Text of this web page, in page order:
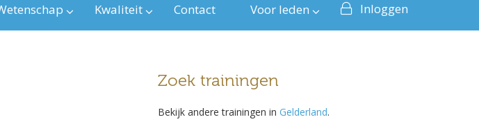
Kwaliteit Contact Voor leden Inloggen
Zoek trainingen
Bekijk andere trainingen in Gelderland.